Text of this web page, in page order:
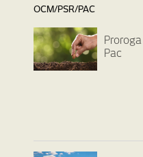
OCM/PSR/PAC
Pac